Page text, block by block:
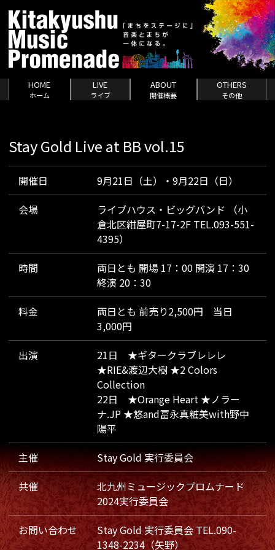
HOME
ホーム
LIVE
ライブ
ABOUT
開催概要
OTHERS
その他
Stay Gold Live at BB vol.15
開催日
9月21日（土）・9月22日（日）
会場
ライブハウス・ビッグバンド （小
倉北区紺屋町7-17-2F TEL.093-551-
4395）
時間
両日とも 開場 17：00 開演 17：30
終演 20：30
料金
両日とも 前売り2,500円 当日
3,000円
出演
21日 ★ギタークラブレレレ
★RIE&渡辺⼤樹 ★2 Colors
Collection
22日 ★Orange Heart ★ノラー
ナ.JP ★悠and冨永真粧美with野中
陽平
主催
Stay Gold 実行委員会
共催
北九州ミュージックプロムナード
2024実行委員会
お問い合わせ
Stay Gold 実行委員会 TEL.090-
1348-2234（矢野）